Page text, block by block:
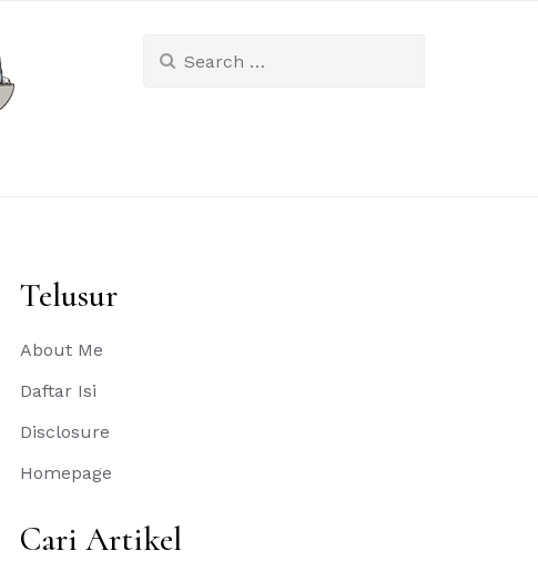
for:
Telusur
About Me
Daftar Isi
Disclosure
Homepage
Cari Artikel